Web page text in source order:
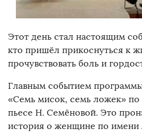
Этот день стал настоящим
кто пришёл прикоснуться к
прочувствовать боль и
Главным событием
«Семь мисок, семь ложек»
пьесе Н. Семёновой. Это
история о женщине по имени